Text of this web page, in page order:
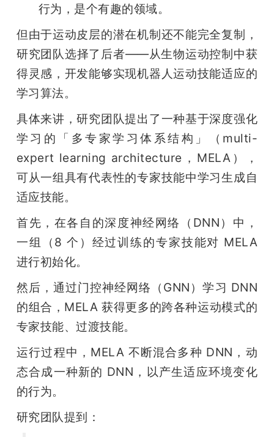
行为，是个有趣的领域。
但由于运动皮层的潜在机制还不能完全复制，
研究团队选择了后者——从生物运动控制中获
得灵感，开发能够实现机器人运动技能适应的
学习算法。
具体来讲，研究团队提出了一种基于深度强化
学习的「多专家学习体系结构」（multi-
expert learning architecture，MELA），
可从一组具有代表性的专家技能中学习生成自
适应技能。
首先，在各自的深度神经网络（DNN）中，
一组（8 个）经过训练的专家技能对 MELA
进行初始化。
然后，通过门控神经网络（GNN）学习 DNN
的组合，MELA 获得更多的跨各种运动模式的
专家技能、过渡技能。
运行过程中，MELA 不断混合多种 DNN，动
态合成一种新的 DNN，以产生适应环境变化
的行为。
研究团队提到：